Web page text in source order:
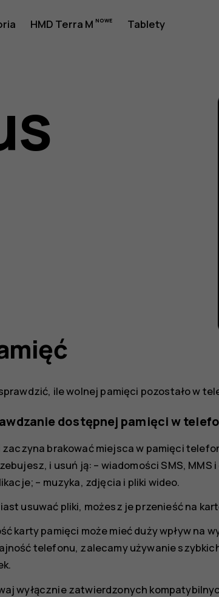
HMD Terra M Tablety
ile wolnej pamięci pozostało w
dostępnej pamięci w
zaczyna brakować miejsca w pamięci
i usuń ją: – wiadomości SMS,
– muzyka, zdjęcia i pliki wideo.
usuwać pliki, możesz je przenieść na
karty pamięci może mieć duży wpływ na
telefonu, zalecamy używanie
wyłącznie zatwierdzonych